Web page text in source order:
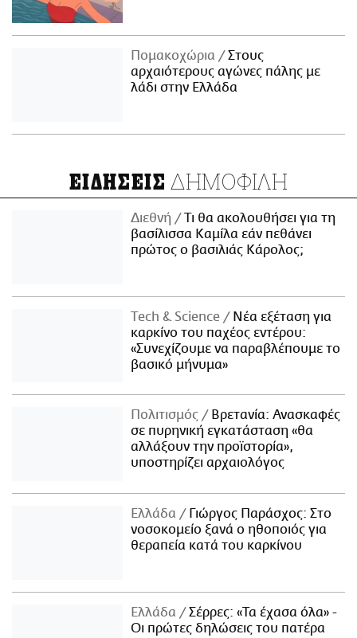
Πομακοχώρια
Στους
αρχαιότερους αγώνες πάλης με
λάδι στην Ελλάδα
ΕΙΔΗΣΕΙΣ ΔΗΜΟΦΙΛΗ
Διεθνή
Τι θα ακολουθήσει για τη
βασίλισσα Καμίλα εάν πεθάνει
πρώτος ο βασιλιάς Κάρολος;
Τech & Science
Νέα εξέταση για
καρκίνο του παχέος εντέρου:
«Συνεχίζουμε να παραβλέπουμε το
βασικό μήνυμα»
Πολιτισμός
Βρετανία: Ανασκαφές
σε πυρηνική εγκατάσταση «θα
αλλάξουν την προϊστορία»,
υποστηρίζει αρχαιολόγος
Ελλάδα
Γιώργος Παράσχος: Στο
νοσοκομείο ξανά ο ηθοποιός για
θεραπεία κατά του καρκίνου
Ελλάδα
Σέρρες: «Τα έχασα όλα» -
Οι πρώτες δηλώσεις του πατέρα